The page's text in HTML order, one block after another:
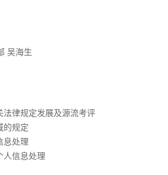
吴海生
法律规定发展及源流考评
的规定
息处理
人信息处理